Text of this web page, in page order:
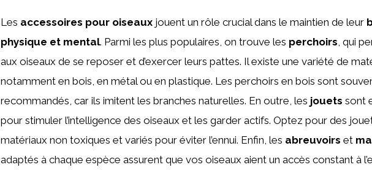
Les accessoires pour oiseaux jouent un rôle crucial dans le maintien de leur
physique et mental. Parmi les plus populaires, on trouve les perchoirs , qui
aux oiseaux de se reposer et d’exercer leurs pattes. Il existe une variété de
notamment en bois, en métal ou en plastique. Les perchoirs en bois sont
recommandés, car ils imitent les branches naturelles. En outre, les jouets sont
pour stimuler l’intelligence des oiseaux et les garder actifs. Optez pour des
matériaux non toxiques et variés pour éviter l’ennui. Enfin, les abreuvoirs et
adaptés à chaque espèce assurent que vos oiseaux aient un accès constant à